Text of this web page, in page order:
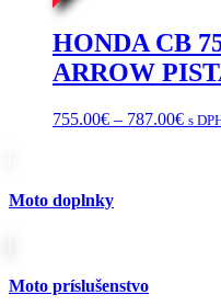
HONDA CB
ARROW
755.00€ – 787.00€Price
s
Moto doplnky
Moto príslušenstvo